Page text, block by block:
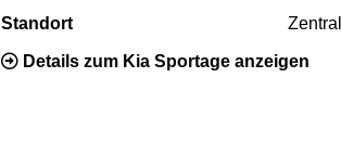
Standort
Details zum Kia Sportage anzeigen